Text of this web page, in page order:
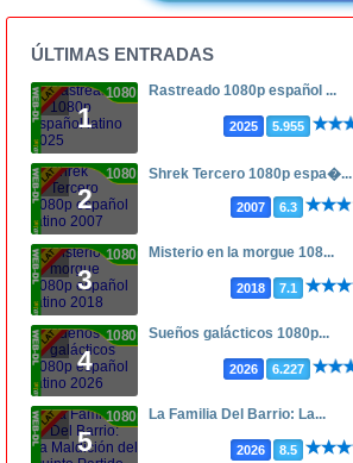
ÚLTIMAS ENTRADAS
1
1080p Rastreado 1080p español ...
2025 5.955
2
1080p Shrek Tercero 1080p espa�...
2007 6.3
3
1080p Misterio en la morgue 108...
2018 7.1
4
1080p Sueños galácticos 1080p...
2026 6.227
5
1080p La Familia Del Barrio: La...
2026 8.5